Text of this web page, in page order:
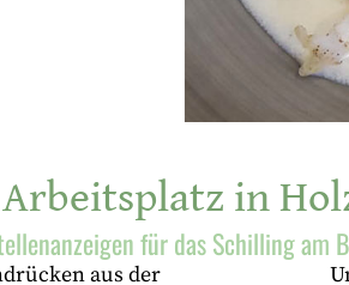
in
für das Schilling am
aus der